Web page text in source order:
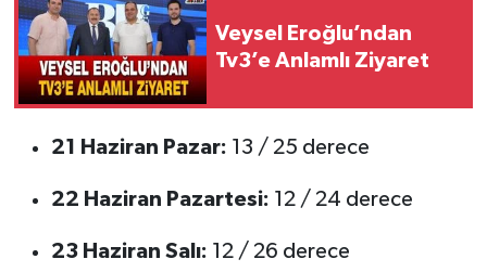
Veysel Eroğlu’ndan
Tv3’e Anlamlı Ziyaret
21 Haziran Pazar: 13 / 25 derece
22 Haziran Pazartesi: 12 / 24 derece
23 Haziran Salı: 12 / 26 derece